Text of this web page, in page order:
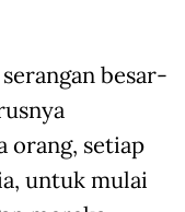
besar-
orang, setiap
untuk mulai